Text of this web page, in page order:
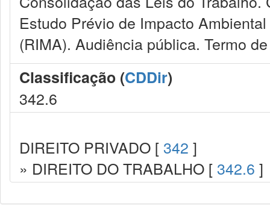
Estudo Prévio de Impacto
(RIMA). Audiência pública. Termo
Classificação (CDDir)
342.6
DIREITO PRIVADO [ 342 ]
» DIREITO DO TRABALHO [ 342.6 ]